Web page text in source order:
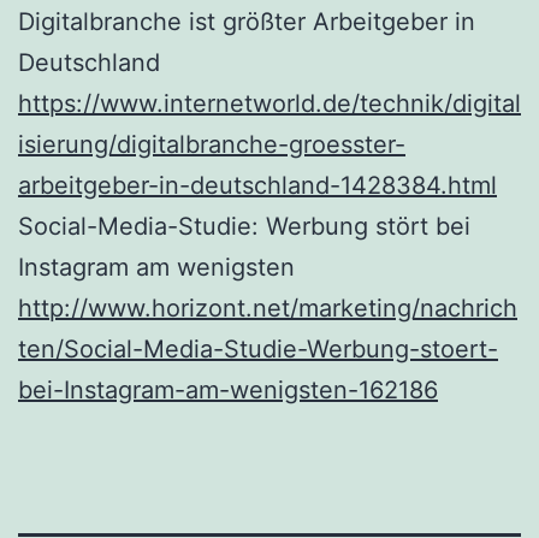
Digitalbranche ist größter Arbeitgeber in
Deutschland
https://www.internetworld.de/technik/digital
isierung/digitalbranche-groesster-
arbeitgeber-in-deutschland-1428384.html
Social-Media-Studie: Werbung stört bei
Instagram am wenigsten
http://www.horizont.net/marketing/nachrich
ten/Social-Media-Studie-Werbung-stoert-
bei-Instagram-am-wenigsten-162186